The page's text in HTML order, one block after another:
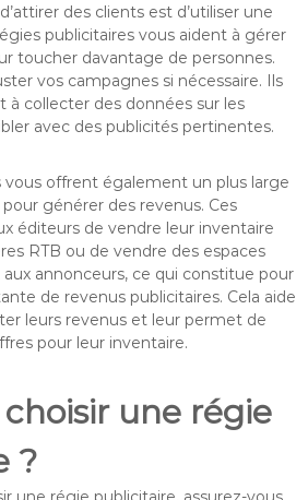
des clients est d’utiliser une
publicitaires vous aident à gérer
toucher davantage de personnes.
vos campagnes si nécessaire. Ils
collecter des données sur les
avec des publicités pertinentes.
vous offrent également un plus large
générer des revenus. Ces
éditeurs de vendre leur inventaire
RTB ou de vendre des espaces
annonceurs, ce qui constitue pour
de revenus publicitaires. Cela aide
leurs revenus et leur permet de
pour leur inventaire.
une régie
?